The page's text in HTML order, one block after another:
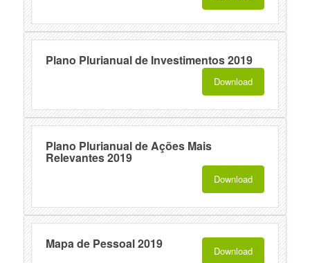
Plano Plurianual de Investimentos 2019
Download
Plano Plurianual de Ações Mais
Relevantes 2019
Download
Mapa de Pessoal 2019 Download